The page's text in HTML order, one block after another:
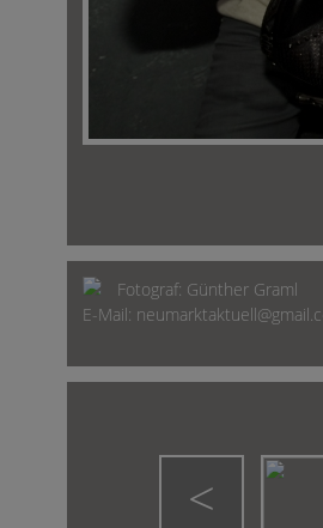
Fotograf: Günther Graml
E-Mail:
<